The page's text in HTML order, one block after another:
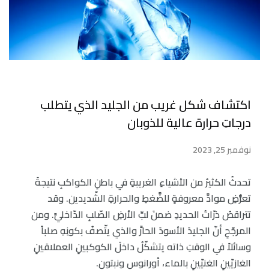
اكتشاف شكل غريب من الجليد الذي يتطلب
درجاتِ حرارة عالية للذوبان
نوفمبر 25, 2023
تحدثُ الكثيرُ من الأشياءِ الغريبةِ في باطنِ الكواكبِ نتيجةَ
تعرُّضِ موادَّ معروفةٍ للضَّغطِ والحرارةِ الشّديدين. وقد
تتراقصُ ذرّاتُ الحديدِ ضمنَ لبِّ الأرضِ الصّلبِ الدّاخليِّ. ومن
المرجّحِ أنّ الجليدَ الأسودَ الحارَّ والذي يتّصفُ بكونِهِ صلباً
وسائلاً في الوقتِ ذاته يتشكّلُ داخلَ الكوكبينِ العملاقينِ
الغازيّينِ الغنيّينِ بالماء، أورانوس ونبتون.